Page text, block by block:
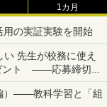
1カ月
の実証実験を開始
先生が校務に使え
ント ――応募締切は
）――教科学習と「組